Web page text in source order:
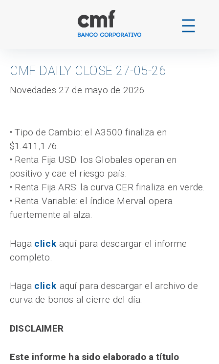
CMF DAILY CLOSE 27-05-26
Novedades 27 de mayo de 2026
• Tipo de Cambio: el A3500 finaliza en
$1.411,176.
• Renta Fija USD: los Globales operan en
positivo y cae el riesgo país.
• Renta Fija ARS: la curva CER finaliza en verde.
• Renta Variable: el índice Merval opera
fuertemente al alza.
Haga click aquí para descargar el informe
completo.
Haga click aquí para descargar el archivo de
curva de bonos al cierre del día.
DISCLAIMER
Este informe ha sido elaborado a título